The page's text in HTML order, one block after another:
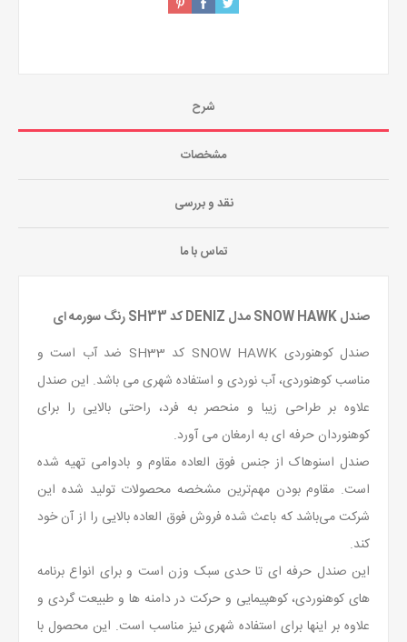
شرح
مشخصات
نقد و بررسی
تماس با ما
صندل SNOW HAWK مدل DENIZ کد SH33 رنگ سورمه ای
صندل کوهنوردی SNOW HAWK کد SH33 ضد آب است و
مناسب کوهنوردی، آب نوردی و استفاده شهری می باشد. این صندل
علاوه بر طراحی زیبا و منحصر به فرد، راحتی بالایی را برای
کوهنوردان حرفه ای به ارمغان می آورد.
صندل اسنوهاک از جنس فوق العاده مقاوم و بادوامی تهیه شده
است. مقاوم بودن مهم‌ترین مشخصه محصولات تولید شده این
شرکت می‌باشد که باعث شده فروش فوق العاده بالایی را از آن خود
کند.
این صندل حرفه ای تا حدی سبک وزن است و برای انواع برنامه
های کوهنوردی، کوهپیمایی و حرکت در دامنه ها و طبیعت گردی و
علاوه بر اینها برای استفاده شهری نیز مناسب است. این محصول با